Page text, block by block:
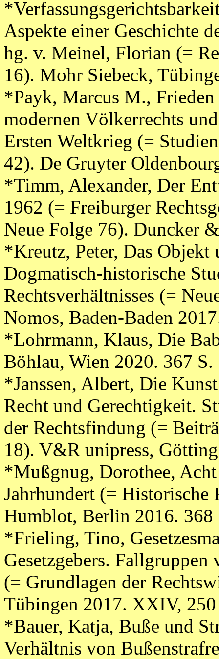
Aspekte einer Geschichte
hg. v. Meinel, Florian (=
16). Mohr Siebeck,
*Payk, Marcus M.,
modernen Völkerrechts
Ersten Weltkrieg (=
42). De Gruyter
*Timm, Alexander, Der
1962 (= Freiburger
Neue Folge 76). Duncker
*Kreutz, Peter, Das Objekt
Dogmatisch-historische
Rechtsverhältnisses (=
Nomos, Baden-Baden
*Lohrmann, Klaus, Die
Böhlau, Wien 2020. 367 S.
*Janssen, Albert, Die
Recht und Gerechtigkeit.
der Rechtsfindung (=
18). V&R unipress,
*Mußgnug, Dorothee,
Jahrhundert (= Historische
Humblot, Berlin 2016. 368
*Frieling, Tino,
Gesetzgebers.
(= Grundlagen der
Tübingen 2017. XXIV, 250
*Bauer, Katja, Buße und
Verhältnis von